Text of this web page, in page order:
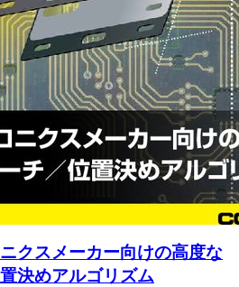
クスメーカー向けの高度な
決めアルゴリズム